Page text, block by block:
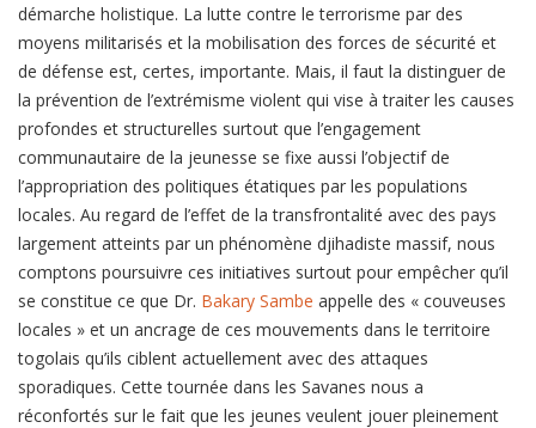
démarche holistique. La lutte contre le terrorisme par des
moyens militarisés et la mobilisation des forces de sécurité et
de défense est, certes, importante. Mais, il faut la distinguer de
la prévention de l’extrémisme violent qui vise à traiter les causes
profondes et structurelles surtout que l’engagement
communautaire de la jeunesse se fixe aussi l’objectif de
l’appropriation des politiques étatiques par les populations
locales. Au regard de l’effet de la transfrontalité avec des pays
largement atteints par un phénomène djihadiste massif, nous
comptons poursuivre ces initiatives surtout pour empêcher qu’il
se constitue ce que Dr. Bakary Sambe appelle des « couveuses
locales » et un ancrage de ces mouvements dans le territoire
togolais qu’ils ciblent actuellement avec des attaques
sporadiques. Cette tournée dans les Savanes nous a
réconfortés sur le fait que les jeunes veulent jouer pleinement